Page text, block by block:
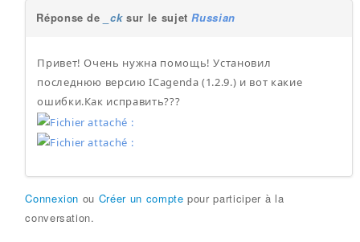
Réponse de _cksur le sujetRussian
Привет! Очень нужна помощь! Установил
последнюю версию ICagenda (1.2.9.) и вот какие
ошибки.Как исправить???
Connexion ou Créer un compte pour participer à la
conversation.